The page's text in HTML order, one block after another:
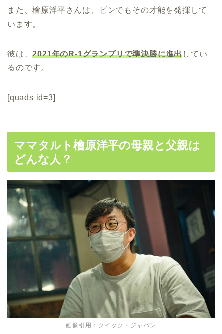
また、檜原洋平さんは、ピンでもその才能を発揮して
います。
彼は、2021年のR-1グランプリで準決勝に進出してい
るのです。
[quads id=3]
ママタルト檜原洋平の母親と父親は
どんな人？
画像引用：クイック・ジャパン